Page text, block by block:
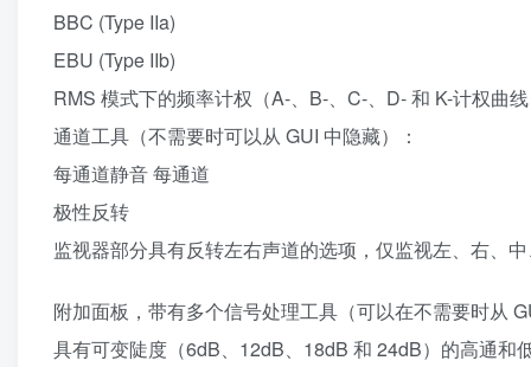
BBC (Type IIa)
EBU (Type IIb)
RMS 模式下的频率计权（A-、B-、C-、D- 和 K-计权曲
通道工具（不需要时可以从 GUI 中隐藏）：
每通道静音 每通道
极性反转
监视器部分具有反转左右声道的选项，仅监视左、右、
附加面板，带有多个信号处理工具（可以在不需要时从
具有可变陡度（6dB、12dB、18dB 和 24dB）的高通和